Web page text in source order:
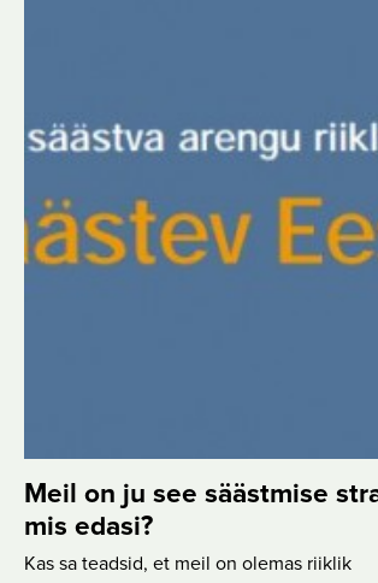
Meil on ju see säästmise
mis edasi?
Kas sa teadsid, et meil on olemas riiklik